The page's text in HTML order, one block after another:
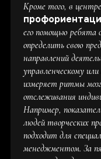
Кроме того, в
его помощью ребята
определить свою
направлений
управленческому
измеряет ритмы
отслеживания
Например,
людей творческих
подходит для
менеджментом. За